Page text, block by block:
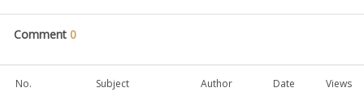
Comment 0
No. Subject Author Date Views